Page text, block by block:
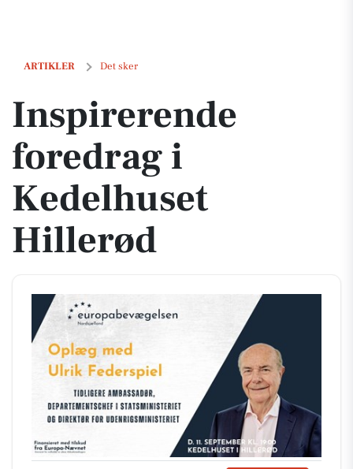
ARTIKLER Det sker
Inspirerende foredrag i Kedelhuset Hillerød
Inspirerende
foredrag i
Kedelhuset
Hillerød